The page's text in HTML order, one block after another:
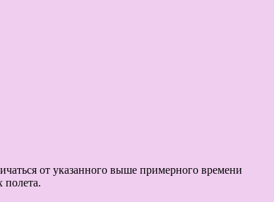
от указанного выше примерного времени